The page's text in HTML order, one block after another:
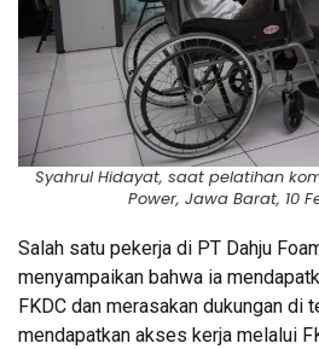
Syahrul Hidayat, saat pelatihan
Power, Jawa Barat, 10
Salah satu pekerja di PT Dahju
menyampaikan bahwa ia
FKDC dan merasakan dukungan di
mendapatkan akses kerja melalui